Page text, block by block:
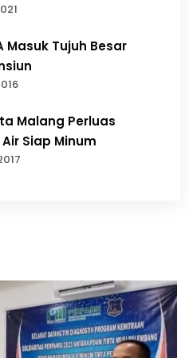
Masuk Tujuh Besar
Malang Perluas
Siap Minum